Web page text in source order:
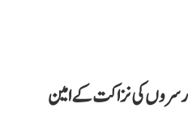
سروں کی نزاکت کے امین